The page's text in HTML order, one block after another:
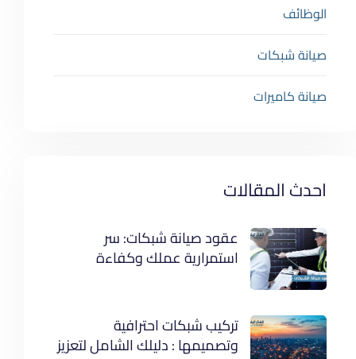
الوظائف
صيانة شبكات
صيانة كاميرات
احدث المقالات
عقود صيانة شبكات: سر
استمرارية عملك وكفاءة
تركيب شبكات احترافية
وتصميمها : دليلك الشامل لتعزيز